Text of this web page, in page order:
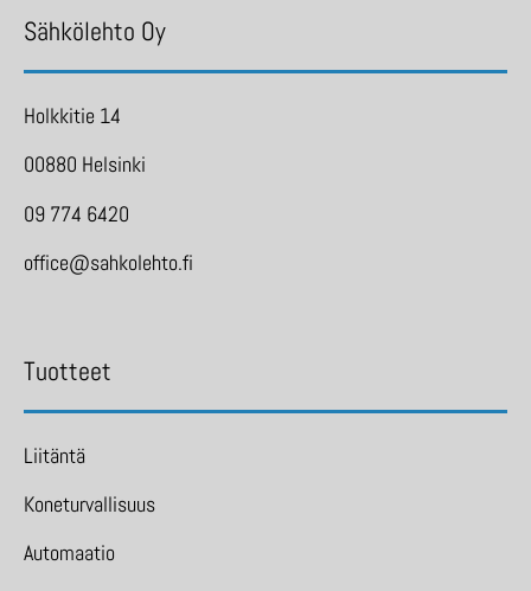
Sähkölehto Oy
Holkkitie 14
00880 Helsinki
09 774 6420
office@sahkolehto.fi
Tuotteet
Liitäntä
Koneturvallisuus
Automaatio